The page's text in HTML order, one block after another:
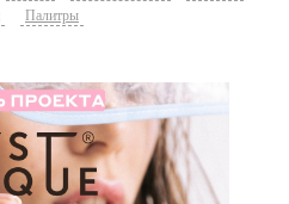
Палитры